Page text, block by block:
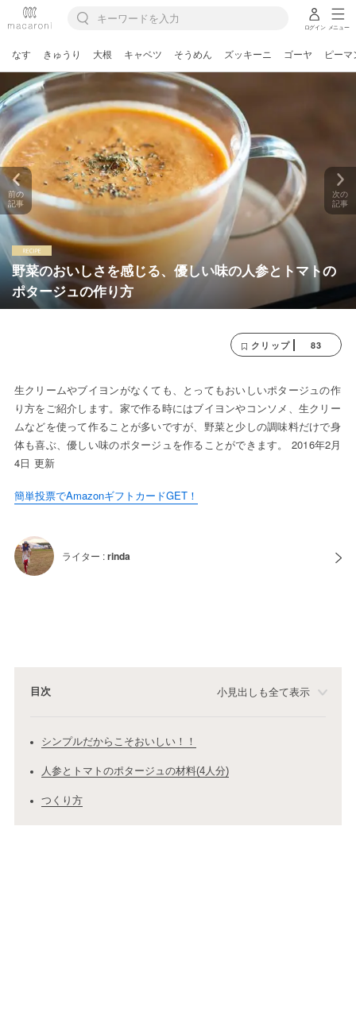
ログイン メニュー
なす きゅうり 大根 キャベツ そうめん ズッキーニ ゴーヤ ピーマ
野菜のおいしさを感じる、優しい味の人参とトマトの
ポタージュの作り方
前の
記事
次の
記事
クリップ 83
生クリームやブイヨンがなくても、とってもおいしいポタージュの作
り方をご紹介します。家で作る時にはブイヨンやコンソメ、生クリー
ムなどを使って作ることが多いですが、野菜と少しの調味料だけで身
体も喜ぶ、優しい味のポタージュを作ることができます。 2016年2月
4日 更新
簡単投票でAmazonギフトカードGET！
ライター :rinda
目次 小見出しも全て表示
シンプルだからこそおいしい！！
人参とトマトのポタージュの材料(4人分)
つくり方